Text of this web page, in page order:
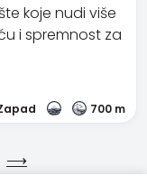
koje nudi više
i spremnost za
700 m
⟶